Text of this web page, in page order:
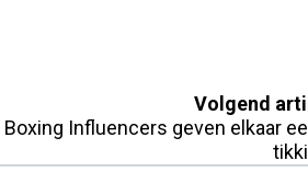
Volgend
Boxing Influencers geven elkaar